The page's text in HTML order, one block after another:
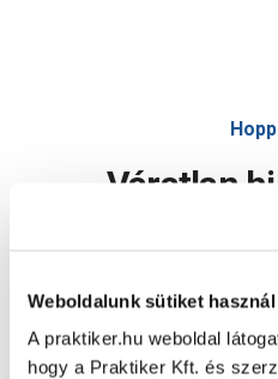
Weboldalunk sütiket használ
A praktiker.hu weboldal
hogy a Praktiker Kft. és
Váratlan
Oldal